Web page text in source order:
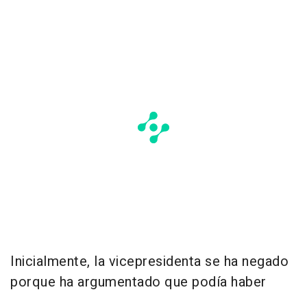
Inicialmente, la vicepresidenta se ha negado
porque ha argumentado que podía haber